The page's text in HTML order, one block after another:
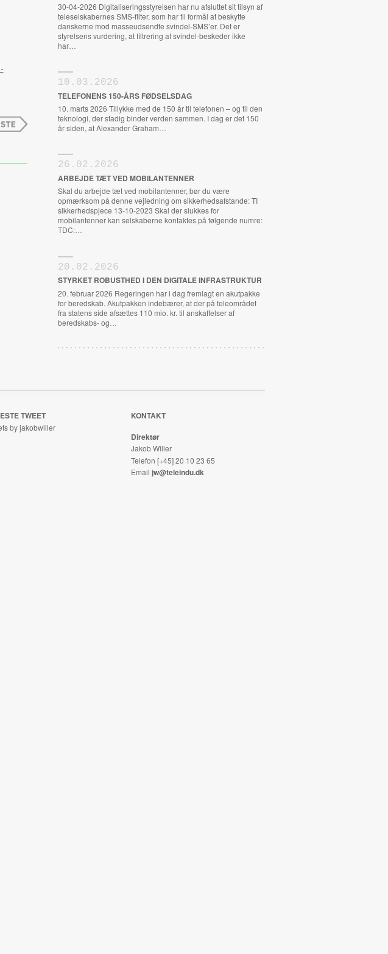
30-04-2026 Digitaliseringsstyrelsen har nu afsluttet sit tilsyn af
teleselskabernes SMS-filter, som har til formål at beskytte
danskerne mod masseudsendte svindel-SMS’er. Det er
styrelsens vurdering, at filtrering af svindel-beskeder ikke
har…
10.03.2026
TELEFONENS 150-ÅRS FØDSELSDAG
10. marts 2026 Tillykke med de 150 år til telefonen – og til den
teknologi, der stadig binder verden sammen. I dag er det 150
år siden, at Alexander Graham…
26.02.2026
ARBEJDE TÆT VED MOBILANTENNER
Skal du arbejde tæt ved mobilantenner, bør du være
opmærksom på denne vejledning om sikkerhedsafstande: TI
sikkerhedspjece 13-10-2023 Skal der slukkes for
mobilantenner kan selskaberne kontaktes på følgende numre:
TDC:…
20.02.2026
STYRKET ROBUSTHED I DEN DIGITALE INFRASTRUKTUR
20. februar 2026 Regeringen har i dag fremlagt en akutpakke
for beredskab. Akutpakken indebærer, at der på teleområdet
fra statens side afsættes 110 mio. kr. til anskaffelser af
beredskabs- og…
TWEET
by jakobwiller
KONTAKT
Direktør
Jakob Willer
Telefon [+45] 20 10 23 65
Email jw@teleindu.dk